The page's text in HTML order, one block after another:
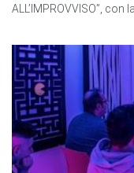
ALL’IMPROVVISO”, con